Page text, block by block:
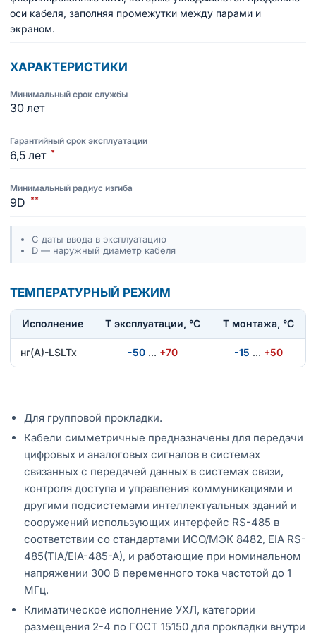
оси кабеля, заполняя промежутки между парами и
экраном.
ХАРАКТЕРИСТИКИ
Минимальный срок службы
30 лет
Гарантийный срок эксплуатации
6,5 лет *
Минимальный радиус изгиба
9D **
С даты ввода в эксплуатацию
D — наружный диаметр кабеля
ТЕМПЕРАТУРНЫЙ РЕЖИМ
Исполнение T эксплуатации, °С Т монтажа, °С
нг(А)-LSLTx -50 … +70 -15 … +50
Для групповой прокладки.
Кабели симметричные предназначены для передачи
цифровых и аналоговых сигналов в системах
связанных с передачей данных в системах связи,
контроля доступа и управления коммуникациями и
другими подсистемами интеллектуальных зданий и
сооружений использующих интерфейс RS-485 в
соответствии со стандартами ИСО/МЭК 8482, EIA RS-
485(TIA/EIA-485-A), и работающие при номинальном
напряжении 300 В переменного тока частотой до 1
МГц.
Климатическое исполнение УХЛ, категории
размещения 2-4 по ГОСТ 15150 для прокладки внутри